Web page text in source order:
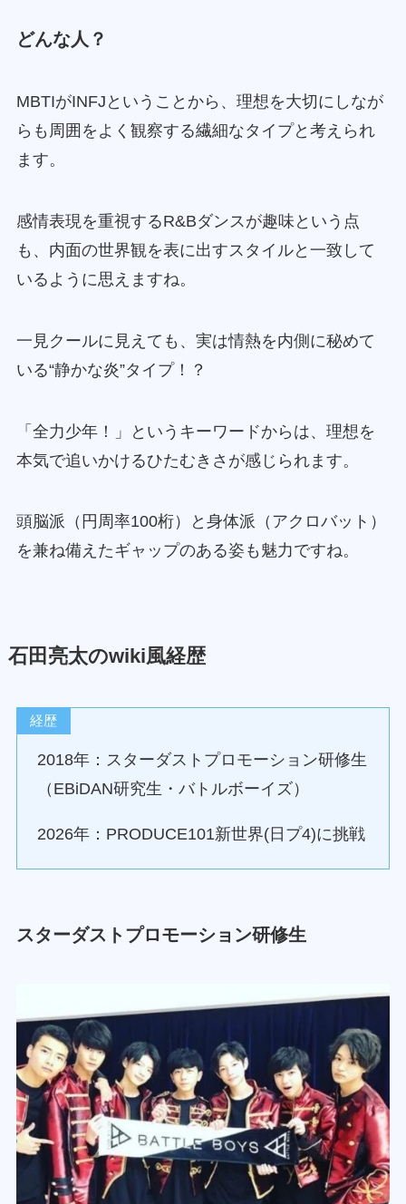
どんな人？
MBTIがINFJということから、理想を大切にしなが
らも周囲をよく観察する繊細なタイプと考えられ
ます。
感情表現を重視するR&Bダンスが趣味という点
も、内面の世界観を表に出すスタイルと一致して
いるように思えますね。
一見クールに見えても、実は情熱を内側に秘めて
いる“静かな炎”タイプ！？
「全力少年！」というキーワードからは、理想を
本気で追いかけるひたむきさが感じられます。
頭脳派（円周率100桁）と身体派（アクロバット）
を兼ね備えたギャップのある姿も魅力ですね。
石田亮太のwiki風経歴
経歴
2018年：スターダストプロモーション研修生
（EBiDAN研究生・バトルボーイズ）
2026年：PRODUCE101新世界(日プ4)に挑戦
スターダストプロモーション研修生